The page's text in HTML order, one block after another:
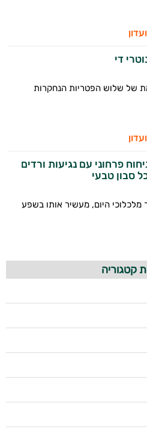
די
של שלוש הפטריות הנחקרות
פרחוני עם נגיעות ורדים
סבון טבעי
היום, מעשיר אותו בשפע
קטגוריה